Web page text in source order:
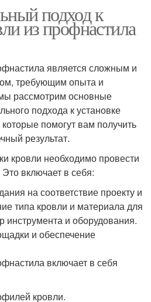
подход к
из профнастила
является сложным и
требующим опыта и
рассмотрим основные
подхода к установке
помогут вам получить
результат.
кровли необходимо провести
включает в себя:
на соответствие проекту и
типа кровли и материала для
инструмента и оборудования.
и обеспечение
включает в себя
кровли.